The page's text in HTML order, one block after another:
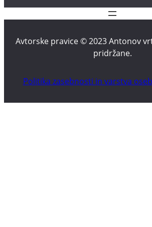
Avtorske pravice © 2023 Antonov
pridržane.
Politika zasebnosti in varstva